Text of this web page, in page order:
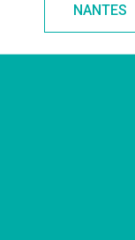
NANTES